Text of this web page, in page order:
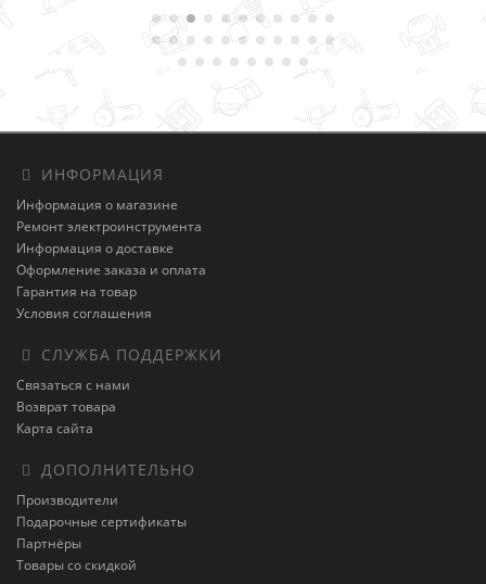
ИНФОРМАЦИЯ
Информация о магазине
Ремонт электроинструмента
Информация о доставке
Оформление заказа и оплата
Гарантия на товар
Условия соглашения
СЛУЖБА ПОДДЕРЖКИ
Связаться с нами
Возврат товара
Карта сайта
ДОПОЛНИТЕЛЬНО
Производители
Подарочные сертификаты
Партнёры
Товары со скидкой